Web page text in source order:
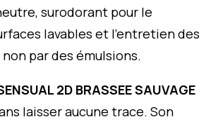
surodorant pour le
lavables et l’entretien des
par des émulsions.
2D BRASSEE SAUVAGE
laisser aucune trace. Son